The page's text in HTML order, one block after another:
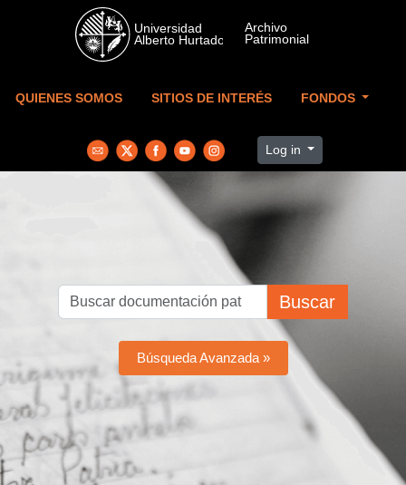
Skip to main content
QUIENES SOMOS SITIOS DE INTERÉS FONDOS
Log in
Buscar
Búsqueda Avanzada »